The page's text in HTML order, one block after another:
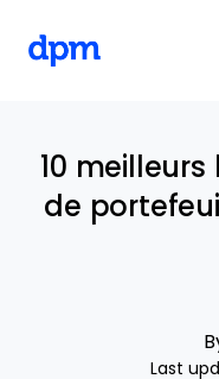
10
de
Last